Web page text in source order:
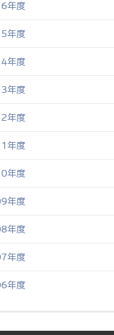
年度
年度
年度
年度
年度
年度
年度
年度
年度
年度
年度